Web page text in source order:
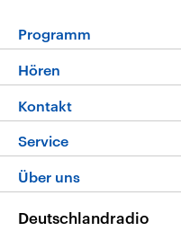
Programm
Die Nachrichten
Nachrichtenleicht
Neue Beiträge
Hören
Livestream
Podcasts
Deutschlandfunk
Nachrichten App
Kontakt
Hörerservice
Service
FAQ
Über uns
Deutschlandradio